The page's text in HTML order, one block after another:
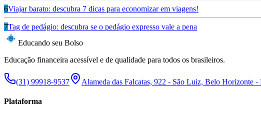
6Viajar barato: descubra 7 dicas para economizar em viagens!
7Tag de pedágio: descubra se o pedágio expresso vale a pena
Educando seu Bolso
Educação financeira acessível e de qualidade para todos os brasileiros.
(31) 99918-9537 Alameda das Falcatas, 922 - São Luiz, Belo Horizonte
Plataforma